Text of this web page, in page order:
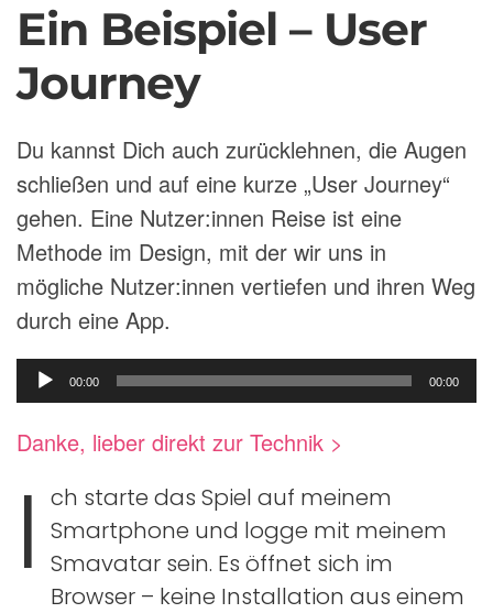
Ein Beispiel – User
Journey
Du kannst Dich auch zurücklehnen, die Augen
schließen und auf eine kurze „User Journey“
gehen. Eine Nutzer:innen Reise ist eine
Methode im Design, mit der wir uns in
mögliche Nutzer:innen vertiefen und ihren Weg
durch eine App.
Audio-
Player
00:00 00:00
Danke, lieber direkt zur Technik >
I
ch starte das Spiel auf meinem
Smartphone und logge mit meinem
Smavatar sein. Es öffnet sich im
Browser – keine Installation aus einem